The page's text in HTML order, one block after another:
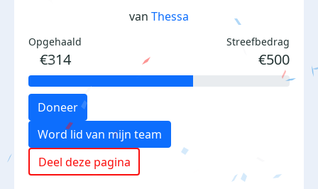
van Thessa
Opgehaald
€314
Streefbedrag
€500
Doneer
Word lid van mijn team
Deel deze pagina